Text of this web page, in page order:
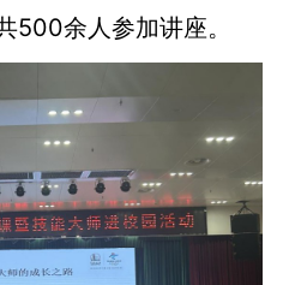
500余人参加讲座。